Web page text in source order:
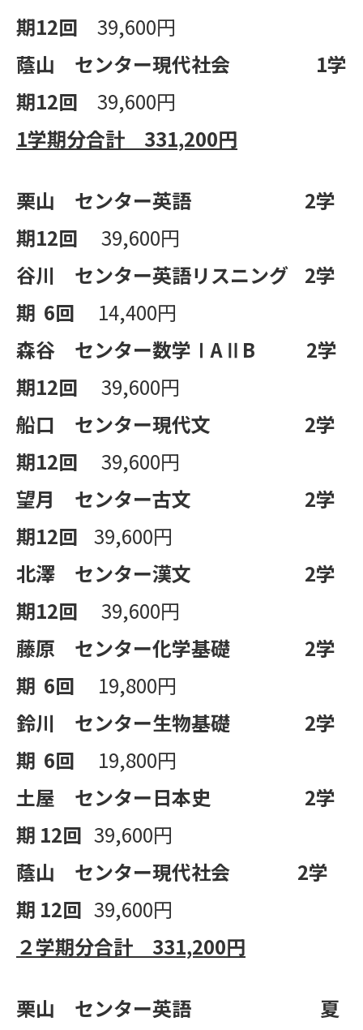
期12回 39,600円
蔭山 センター現代社会
1学
期12回 39,600円
1学期分合計 331,200円
栗山 センター英語 2学
期12回 39,600円
谷川 センター英語リスニング 2学
期 6回 14,400円
森谷 センター数学ⅠA Ⅱ B 2学
期12回 39,600円
船口 センター現代文
2学
期12回 39,600円
望月 センター古文
2学
期12回 39,600円
北澤 センター漢文
2学
期12回 39,600円
藤原 センター化学基礎
2学
期 6回 19,800円
鈴川 センター生物基礎
2学
期 6回 19,800円
土屋 センター日本史
2学
期 12回 39,600円
蔭山 センター現代社会
2学
期 12回 39,600円
２学期分合計 331,200円
栗山 センター英語
夏